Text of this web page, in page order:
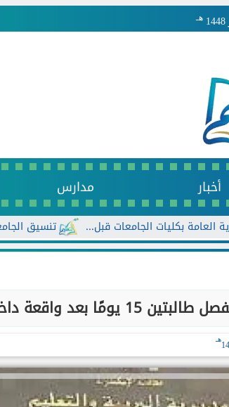
هـ
أخبار مدارس
تنسيق الجامعات 2026.. موعد بدء المرحلة الثانية وخطوات تسجيل الرغبات إلكترونيًا الجامعات قبل...
واقعة داخل مدرسة بالجمرك
هـ